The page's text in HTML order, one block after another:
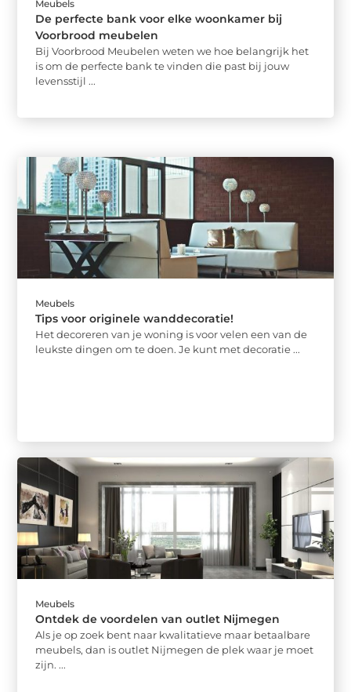
Meubels
De perfecte bank voor elke woonkamer bij
Voorbrood meubelen
Bij Voorbrood Meubelen weten we hoe belangrijk het
is om de perfecte bank te vinden die past bij jouw
levensstijl ...
Meubels
Tips voor originele wanddecoratie!
Het decoreren van je woning is voor velen een van de
leukste dingen om te doen. Je kunt met decoratie ...
Meubels
Ontdek de voordelen van outlet Nijmegen
Als je op zoek bent naar kwalitatieve maar betaalbare
meubels, dan is outlet Nijmegen de plek waar je moet
zijn. ...